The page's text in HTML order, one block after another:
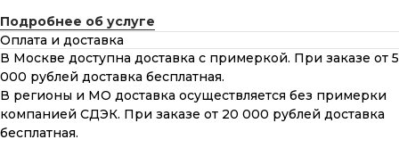
Подробнее об услуге
Оплата и доставка
В Москве доступна доставка с примеркой. При заказе от 5
000 рублей доставка бесплатная.
В регионы и МО доставка осуществляется без примерки
компанией СДЭК. При заказе от 20 000 рублей доставка
бесплатная.